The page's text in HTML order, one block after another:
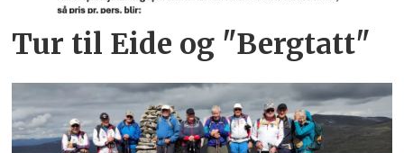
Tur til Eide og "Bergtatt"